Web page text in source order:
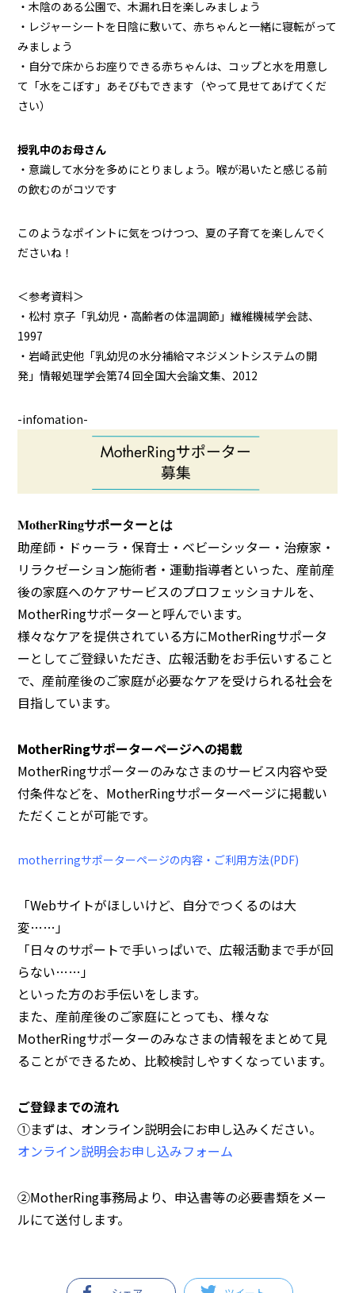
・木陰のある公園で、木漏れ日を楽しみましょう
・レジャーシートを日陰に敷いて、赤ちゃんと一緒に寝転がって
みましょう
・自分で床からお座りできる赤ちゃんは、コップと水を用意し
て「水をこぼす」あそびもできます（やって見せてあげてくだ
さい）
授乳中のお母さん
・意識して水分を多めにとりましょう。喉が渇いたと感じる前
の飲むのがコツです
このようなポイントに気をつけつつ、夏の子育てを楽しんでく
ださいね！
＜参考資料＞
・松村 京子「乳幼児・高齢者の体温調節」繊維機械学会誌、
1997
・岩崎武史他「乳幼児の水分補給マネジメントシステムの開
発」情報処理学会第74 回全国大会論文集、2012
-infomation-
MotherRingサポーターとは
助産師・ドゥーラ・保育士・ベビーシッター・治療家・
リラクゼーション施術者・運動指導者といった、産前産
後の家庭へのケアサービスのプロフェッショナルを、
MotherRingサポーターと呼んでいます。
様々なケアを提供されている方にMotherRingサポータ
ーとしてご登録いただき、広報活動をお手伝いすること
で、産前産後のご家庭が必要なケアを受けられる社会を
目指しています。
MotherRingサポーターページへの掲載
MotherRingサポーターのみなさまのサービス内容や受
付条件などを、MotherRingサポーターページに掲載い
ただくことが可能です。
motherringサポーターページの内容・ご利用方法(PDF)
「Webサイトがほしいけど、自分でつくるのは大
変……」
「日々のサポートで手いっぱいで、広報活動まで手が回
らない……」
といった方のお手伝いをします。
また、産前産後のご家庭にとっても、様々な
MotherRingサポーターのみなさまの情報をまとめて見
ることができるため、比較検討しやすくなっています。
ご登録までの流れ
①まずは、オンライン説明会にお申し込みください。
オンライン説明会お申し込みフォーム
②MotherRing事務局より、申込書等の必要書類をメー
ルにて送付します。